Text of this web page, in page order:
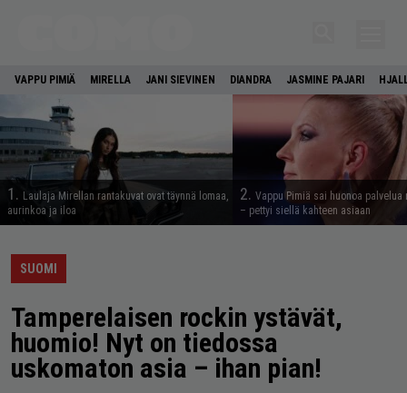
VAPPU PIMIÄ MIRELLA JANI SIEVINEN DIANDRA JASMINE PAJARI
1. Laulaja Mirellan rantakuvat ovat täynnä lomaa,
aurinkoa ja iloa
2. Vappu Pimiä sai huonoa palvelua
– pettyi siellä kahteen asiaan
SUOMI
Tamperelaisen rockin ystävät,
huomio! Nyt on tiedossa
uskomaton asia – ihan pian!